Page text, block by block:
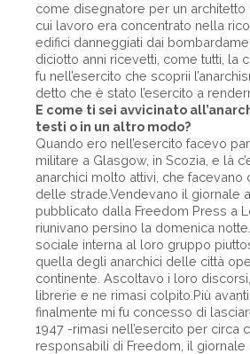
come disegnatore per un architetto
cui lavoro era concentrato nella
edifici danneggiati dai
diciotto anni ricevetti, come tutti, la
fu nell’esercito che scoprii
detto che è stato l’esercito a
E come ti sei avvicinato
testi o in un altro modo?
Quando ero nell’esercito facevo
militare a Glasgow, in Scozia, e là
anarchici molto attivi, che facevano
delle strade.Vendevano il giornale
pubblicato dalla Freedom Press a
riunivano persino la domenica
sociale interna al loro gruppo
quella degli anarchici delle città
continente. Ascoltavo i loro
librerie e ne rimasi colpito.Più
finalmente mi fu concesso di
1947 -rimasi nell’esercito per circa
responsabili di Freedom, il giornale